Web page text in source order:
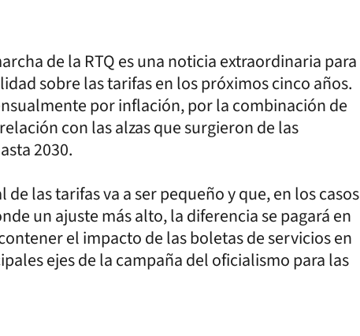
de la RTQ es una noticia extraordinaria para
sobre las tarifas en los próximos cinco años.
por inflación, por la combinación de
con las alzas que surgieron de las
2030.
las tarifas va a ser pequeño y que, en los casos
un ajuste más alto, la diferencia se pagará en
el impacto de las boletas de servicios en
ejes de la campaña del oficialismo para las